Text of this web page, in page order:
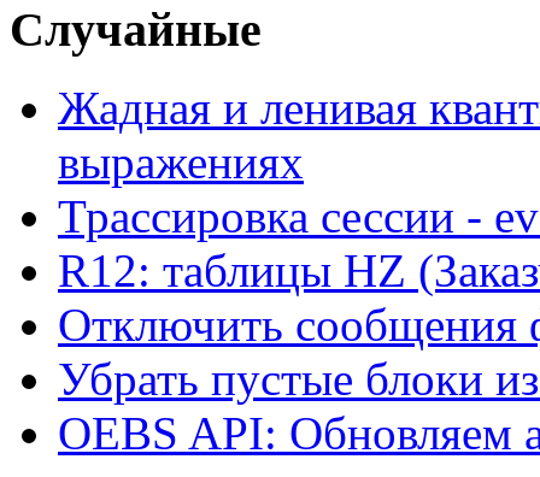
Случайные
Жадная и ленивая
выражениях
Трассировка сессии -
R12: таблицы HZ
Отключить
Убрать пустые блоки
OEBS API: Обновляем